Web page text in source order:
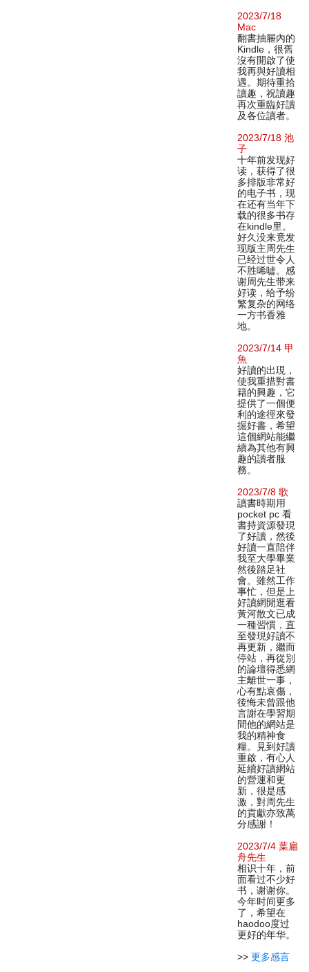
2023/7/18
Mac
翻書抽屜內的
Kindle，很舊
沒有開啟了使
我再與好讀相
遇。期待重拾
讀趣，祝讀趣
再次重臨好讀
及各位讀者。
2023/7/18 池
子
十年前发现好
读，获得了很
多排版非常好
的电子书，现
在还有当年下
载的很多书存
在kindle里。
好久没来竟发
现版主周先生
已经过世令人
不胜唏嘘。感
谢周先生带来
好读，给予纷
繁复杂的网络
一方书香雅
地。
2023/7/14 甲
魚
好讀的出現，
使我重措對書
籍的興趣，它
提供了一個便
利的途徑來發
掘好書，希望
這個網站能繼
續為其他有興
趣的讀者服
務。
2023/7/8 歌
讀書時期用
pocket pc 看
書持資源發現
了好讀，然後
好讀一直陪伴
我至大學畢業
然後踏足社
會。雖然工作
事忙，但是上
好讀網閒逛看
黃河散文已成
一種習慣，直
至發現好讀不
再更新，繼而
停站，再從別
的論壇得悉網
主離世一事，
心有點哀傷，
後悔未曾跟他
言謝在學習期
間他的網站是
我的精神食
糧。見到好讀
重啟，有心人
延續好讀網站
的營運和更
新，很是感
激，對周先生
的貢獻亦致萬
分感謝！
2023/7/4 葉扁
舟先生
相识十年，前
面看过不少好
书，谢谢你。
今年时间更多
了，希望在
haodoo度过
更好的年华。
>> 更多感言